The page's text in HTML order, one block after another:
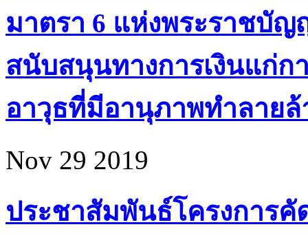
มาตรา 6 แห่งพระราชบั
สนับสนุนทางการเงินแก่ก
อาวุธที่มีอานุภาพทำลายล้
Nov 29 2019
ประชาสัมพันธ์โครงการคั